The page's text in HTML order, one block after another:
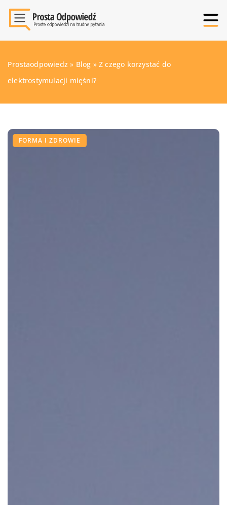
Prostaodpowiedz » Blog »Z czego korzystać do
elektrostymulacji mięśni?
FORMA I ZDROWIE